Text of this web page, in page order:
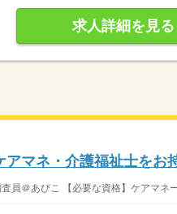
求人詳細を見る
マネ・介護福祉士をお
員＠あびこ 【必要な資格】ケアマネ